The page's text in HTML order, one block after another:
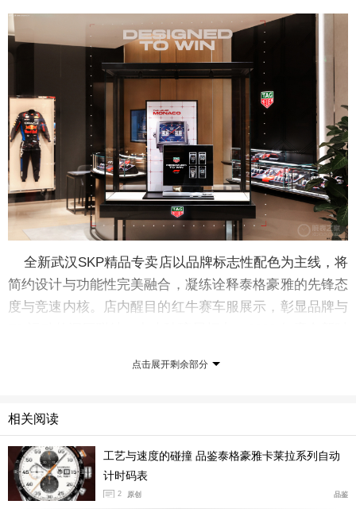
全新武汉SKP精品专卖店以品牌标志性配色为主线，将
简约设计与功能性完美融合，凝练诠释泰格豪雅的先锋态
度与竞速内核。店内醒目的红牛赛车服展示，彰显品牌与
承脉络清晰可辨，让每一位到访者沉浸式领略精密机械的
点击展开剩余部分
相关阅读
工艺与速度的碰撞 品鉴泰格豪雅卡莱拉系列自动
计时码表
2 原创 品鉴